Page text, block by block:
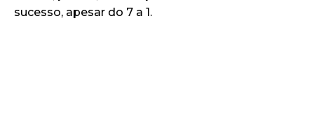
sucesso, apesar do 7 a 1.